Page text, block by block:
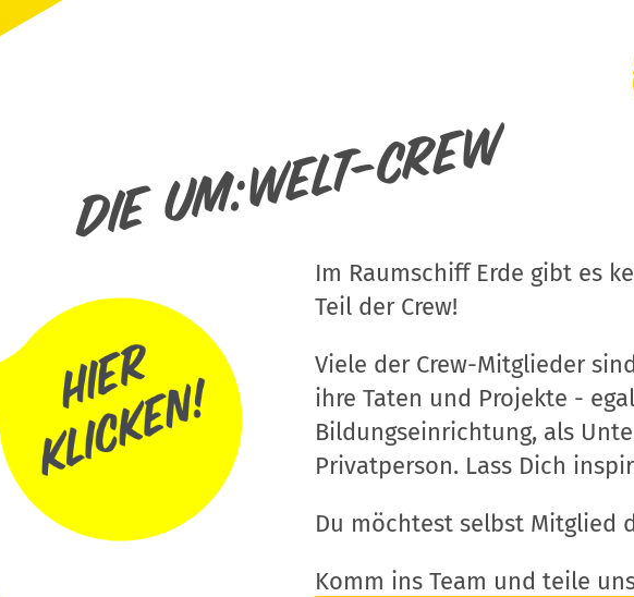
Die um:welt-Crew
Im Raumschiff Erde gibt es
Teil der Crew!
Viele der Crew-Mitglieder
ihre Taten und Projekte -
Bildungseinrichtung, als
Privatperson. Lass Dich
Du möchtest selbst Mitglied
Komm ins Team und teile